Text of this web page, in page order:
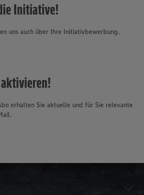
Initiative!
uns auch über Ihre Initiativbewerbung.
erhalten Sie aktuelle und für Sie relevante